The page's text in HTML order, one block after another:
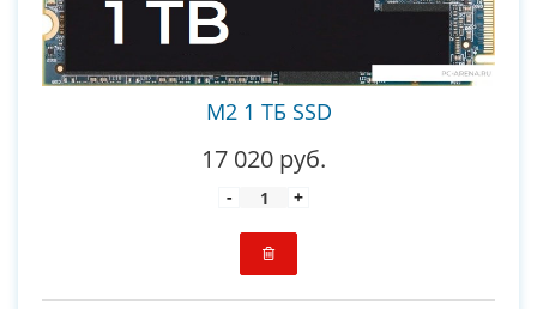
M2 1 ТБ SSD
17 020 руб.
- +